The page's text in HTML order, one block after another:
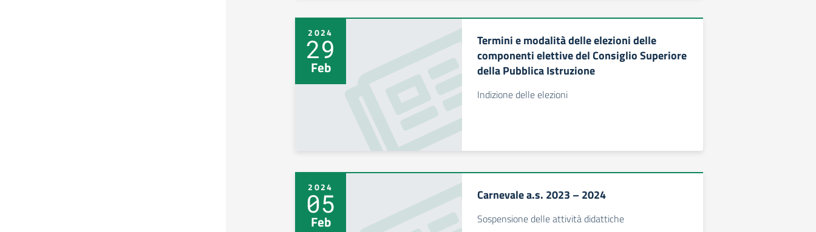
2024
29
Feb
Termini e modalità delle elezioni delle
componenti elettive del Consiglio Superiore
della Pubblica Istruzione
Indizione delle elezioni
2024
05
Feb
Carnevale a.s. 2023 – 2024
Sospensione delle attività didattiche